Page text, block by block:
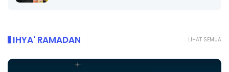
LIHAT SEMUA
IHYA' RAMADAN